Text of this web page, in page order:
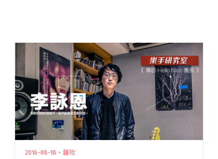
2016-08-18・雜吹